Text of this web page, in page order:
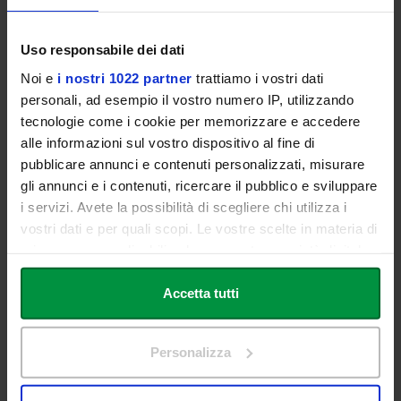
Uso responsabile dei dati
Noi e i nostri 1022 partner trattiamo i vostri dati
personali, ad esempio il vostro numero IP, utilizzando
tecnologie come i cookie per memorizzare e accedere
alle informazioni sul vostro dispositivo al fine di
pubblicare annunci e contenuti personalizzati, misurare
gli annunci e i contenuti, ricercare il pubblico e sviluppare
i servizi. Avete la possibilità di scegliere chi utilizza i
vostri dati e per quali scopi. Le vostre scelte in materia di
in cui avete effettuato le vostre scelte. È possibile
modificare o revocare il proprio consenso in qualsiasi
momento dalla Dichiarazione sui cookie o facendo clic
Con il tuo consenso, vorremmo anche:
Accetta tutti
Personalizza
Lectio Magistralis
Prof. Avv. EmmanueleF. M.
Emanuele
Presidente Fondazione Terzo Pilastro – Internazionale
Vai alla pagina delMaster
segreteriamaster@unilink.it